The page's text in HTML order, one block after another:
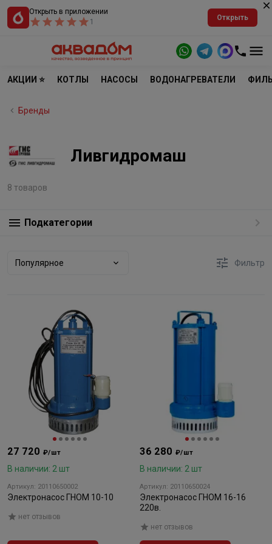
Открыть в приложении
1
Открыть
АКЦИИ ⭐ КОТЛЫ НАСОСЫ ВОДОНАГРЕВАТЕЛИ
Бренды
Ливгидромаш
8 товаров
Подкатегории
Популярное Фильтр
27 720 ₽/шт
В наличии: 2 шт
Артикул: 20110650002
Электронасос ГНОМ 10-10
нет отзывов
36 280 ₽/шт
В наличии: 2 шт
Артикул: 20110650024
Электронасос ГНОМ 16-16
220в.
нет отзывов